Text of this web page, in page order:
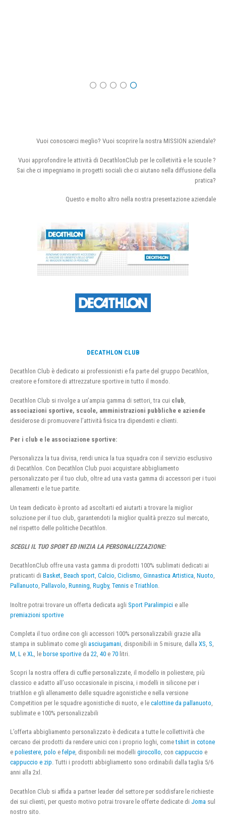
Vuoi conoscerci meglio? Vuoi scoprire la nostra MISSION aziendale?
Vuoi approfondire le attività di DecathlonClub per le colletività e le scuole ?
Sai che ci impegniamo in progetti sociali che ci aiutano nella diffusione della
pratica?
Questo e molto altro nella nostra presentazione aziendale
DECATHLON CLUB
Decathlon Club è dedicato ai professionisti e fa parte del gruppo Decathlon,
creatore e fornitore di attrezzature sportive in tutto il mondo.
Decathlon Club si rivolge a un’ampia gamma di settori, tra cui club
associazioni sportive, scuole, amministrazioni pubbliche e aziende
desiderose di promuovere l’attività fisica tra dipendenti e clienti.
Per i club e le associazione sportive:
Personalizza la tua divisa, rendi unica la tua squadra con il servizio esclusivo
di Decathlon. Con Decathlon Club puoi acquistare abbigliamento
personalizzato per il tuo club, oltre ad una vasta gamma di accessori per i tuoi
allenamenti e le tue partite.
Un team dedicato è pronto ad ascoltarti ed aiutarti a trovare la miglior
soluzione per il tuo club, garantendoti la miglior qualità prezzo sul mercato,
nel rispetto delle politiche Decathlon.
SCEGLI IL TUO SPORT ED INIZIA LA PERSONALIZZAZIONE:
DecathlonClub offre una vasta gamma di prodotti 100% sublimati dedicati ai
praticanti di Basket, Beach sport, Calcio, Ciclismo, Ginnastica Artistica, Nuoto,
Pallanuoto, Pallavolo, Running, Rugby, Tennis e Triathlon.
Inoltre potrai trovare un offerta dedicata agli Sport Paralimpici e alle
premiazioni sportive
Completa il tuo ordine con gli accessori 100% personalizzabili grazie alla
stampa in sublimato come gli asciugamani , disponibili in 5 misure, dalla XS S
M L e XL , le borse sportive da 22 40 e 70 litri.
Scopri la nostra offera di cuffie personalizzate, il modello in poliestere, più
classico e adatto all’uso occasionale in piscina, i modelli in silicone per i
triathlon e gli allenamento delle squadre agonistiche e nella versione
Competition per le squadre agonistiche di nuoto, e le calottine da pallanuoto,
sublimate e 100% personalizzabili
L’offerta abbigliamento personalizzato è dedicata a tutte le collettività che
cercano dei prodotti da rendere unici con i proprio loghi, cometshirt in cotone
e poliestere, polo e felpe, disponibili nei modelli girocollo, con cappuccio e
cappuccio e zip. Tutti i prodotti abbigliamento sono ordinabili dalla taglia 5/6
anni alla 2xl.
Decathlon Club si affida a partner leader del settore per soddisfare le richieste
dei sui clienti, per questo motivo potrai trovare le offerte dedicate di Joma sul
nostro sito.